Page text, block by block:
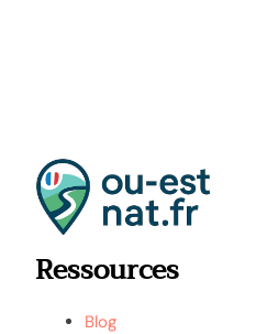
Ressources
Blog